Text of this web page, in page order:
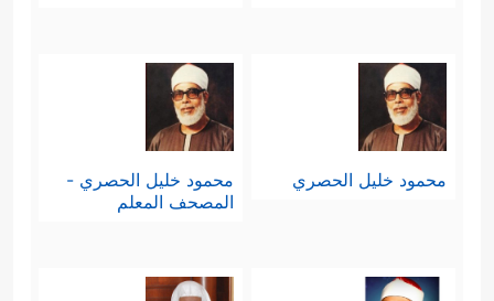
محمود خليل الحصري
محمود خليل الحصري -
المصحف المعلم